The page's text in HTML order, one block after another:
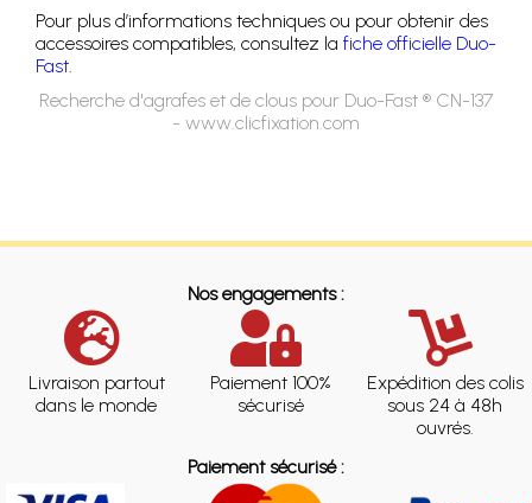
Pour plus d’informations techniques ou pour obtenir des
accessoires compatibles, consultez la fiche officielle Duo-
Fast.
Recherche d'agrafes et de clous pour Duo-Fast ® CN-137
- www.clicfixation.com
Nos engagements :
Livraison partout
dans le monde
Paiement 100%
sécurisé
Expédition des colis
sous 24 à 48h
ouvrés.
Paiement sécurisé :